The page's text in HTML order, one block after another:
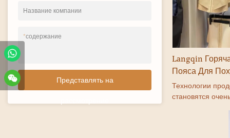
Название компании
*содержание
Представлять на
рубежом. И
Таким образом,
его в более
продукты
удовлетворения
Langqin
Пояса Для
Живота
Технологии
становятся
компания,